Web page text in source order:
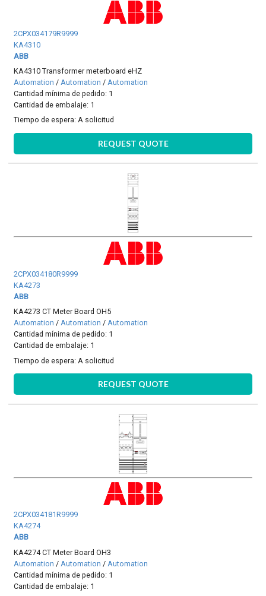
2CPX034179R9999
KA4310
ABB
KA4310 Transformer meterboard eHZ
Automation / Automation / Automation
Cantidad mínima de pedido: 1
Cantidad de embalaje: 1
Tiempo de espera:A solicitud
REQUEST QUOTE
2CPX034180R9999
KA4273
ABB
KA4273 CT Meter Board OH5
Automation /Automation /Automation
Cantidad mínima de pedido: 1
Cantidad de embalaje: 1
Tiempo de espera: A solicitud
REQUEST QUOTE
2CPX034181R9999
KA4274
ABB
KA4274 CT Meter Board OH3
Automation / Automation / Automation
Cantidad mínima de pedido: 1
Cantidad de embalaje: 1